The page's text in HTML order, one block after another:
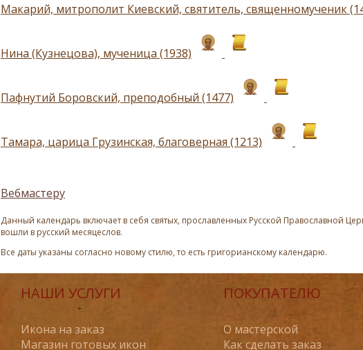
Макарий, митрополит Киевский, святитель, священномученик
Нина (Кузнецова), мученица (1938)
Пафнутий Боровский, преподобный (1477)
Тамара, царица Грузинская, благоверная (1213)
Вебмастеру
Данный календарь включает в себя святых, прославленных Русской Православной
вошли в русский месяцеслов.
Все даты указаны согласно новому стилю, то есть григорианскому календарю.
НАШИ УСЛУГИ
Икона на заказ
Магазин готовых икон
ПОКУПАТЕЛЮ
О мастерской
Как сделать заказ